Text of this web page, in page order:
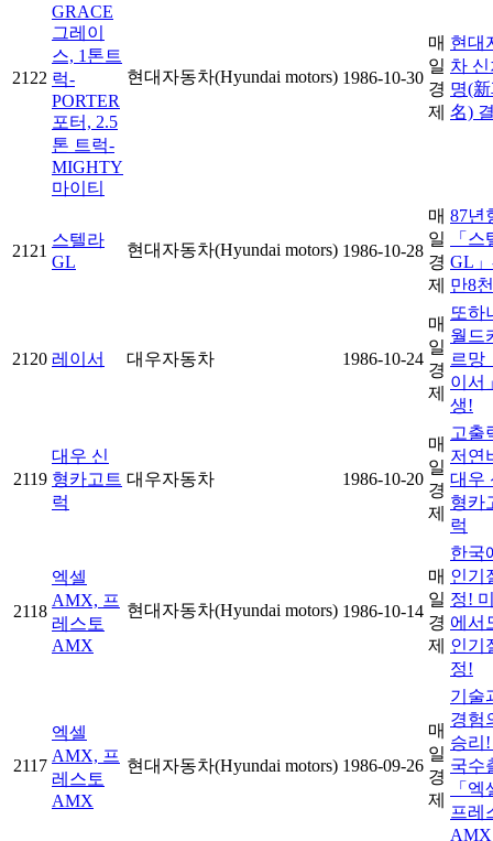
2122
GRACE
그레이
스, 1톤트
럭-
PORTER
포터, 2.5
톤 트럭-
MIGHTY
마이티
현대자동차(Hyundai motors) 1986-10-30
매
일
경
제
현대
차
명(
名)
2121
스텔라
GL
현대자동차(Hyundai motors) 1986-10-28
매
일
경
제
87년
「
GL
만8
2120 레이서 대우자동차 1986-10-24
매
일
경
제
또하
월드
르망
이서
생!
2119
대우 신
형카고트
럭
대우자동차 1986-10-20
매
일
경
제
고출
저연
대우
형카
럭
2118
엑셀
AMX, 프
레스토
AMX
현대자동차(Hyundai motors) 1986-10-14
매
일
경
제
한국
인기
정!
에서
인기
정!
2117
엑셀
AMX, 프
레스토
AMX
현대자동차(Hyundai motors) 1986-09-26
매
일
경
제
기술
경험
승리
국수
「엑
프레